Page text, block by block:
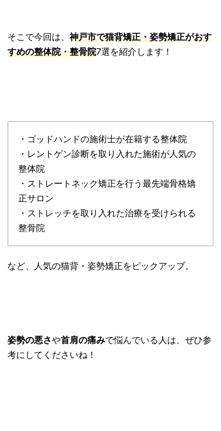
そこで今回は、 神戸市で猫背矯正・姿勢矯正がおす
すめの整体院・整骨院7選を紹介します！
・ゴッドハンドの施術士が在籍する整体院
・レントゲン診断を取り入れた施術が人気の
整体院
・ストレートネック矯正を行う最先端骨格矯
正サロン
・ストレッチを取り入れた治療を受けられる
整骨院
など、人気の猫背・姿勢矯正をピックアップ。
姿勢の悪さや首肩の痛みで悩んでいる人は、ぜひ参
考にしてくださいね！